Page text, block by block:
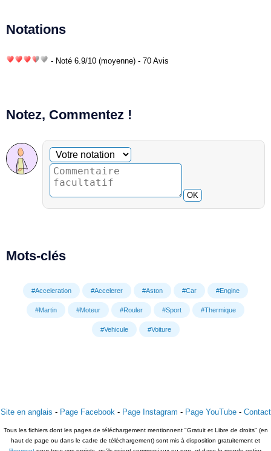
Notations
- Noté 6.9/10 (moyenne) - 70 Avis
Notez, Commentez !
Commentaire facultatif
Votre notation
OK
Mots-clés
#Acceleration #Accelerer #Aston #Car #Engine
#Martin #Moteur #Rouler #Sport #Thermique
#Vehicule #Voiture
Site en anglais - Page Facebook - Page Instagram - Page YouTube- Contact
Tous les fichiers dont les pages de téléchargement mentionnent "Gratuit et Libre de droits" (en
haut de page ou dans le cadre de téléchargement) sont mis à disposition gratuitement et